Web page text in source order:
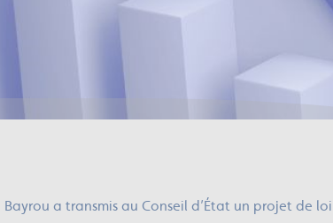
a transmis au Conseil d’État un projet de